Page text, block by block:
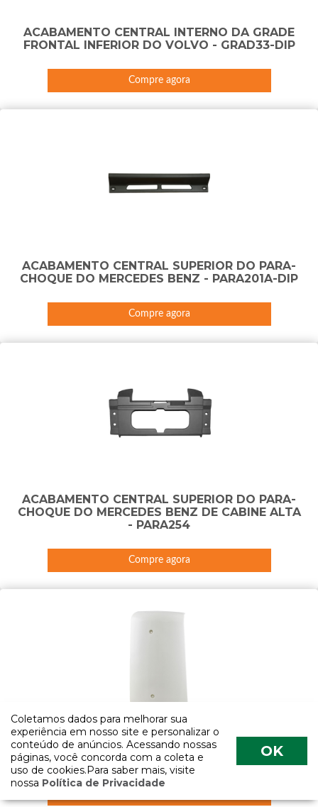
ACABAMENTO CENTRAL INTERNO DA GRADE
FRONTAL INFERIOR DO VOLVO - GRAD33-DIP
Compre agora
ACABAMENTO CENTRAL SUPERIOR DO PARA-
CHOQUE DO MERCEDES BENZ - PARA201A-DIP
Compre agora
ACABAMENTO CENTRAL SUPERIOR DO PARA-
CHOQUE DO MERCEDES BENZ DE CABINE ALTA
- PARA254
Compre agora
ACABAMENTO DA COLUNA DIANTEIRA DA
CABINE DO DAF LADO DIREITO - ACAB72A-D
Coletamos dados para melhorar sua
experiência em nosso site e personalizar o
conteúdo de anúncios. Acessando nossas
páginas, você concorda com a coleta e
uso de cookies.Para saber mais, visite
nossa Política de Privacidade
OK